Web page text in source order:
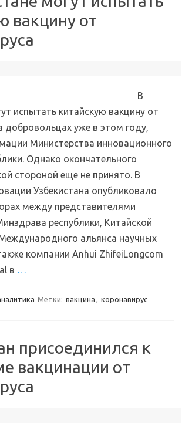
вакцину от
В
испытать китайскую вакцину от
добровольцах уже в этом году,
Министерства инновационного
Однако окончательного
стороной еще не принято. В
Узбекистана опубликовало
между представителями
республики, Китайской
альянса научных
компании Anhui ZhifeiLongcom
в …
Метки: вакцина , коронавирус
присоединился к
вакцинации от